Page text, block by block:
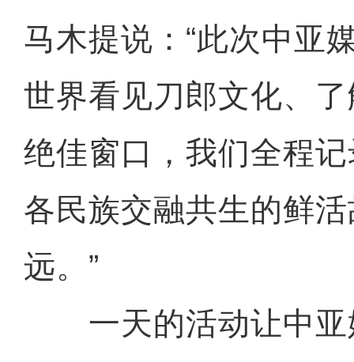
马木提说：“此次中亚
世界看见刀郎文化、
绝佳窗口，我们全程
各民族交融共生的鲜
远。”
一天的活动让中亚